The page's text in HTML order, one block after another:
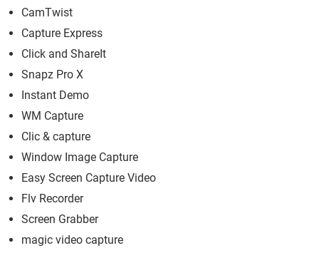
CamTwist
Capture Express
Click and ShareIt
Snapz Pro X
Instant Demo
WM Capture
Clic & capture
Window Image Capture
Easy Screen Capture Video
Flv Recorder
Screen Grabber
magic video capture